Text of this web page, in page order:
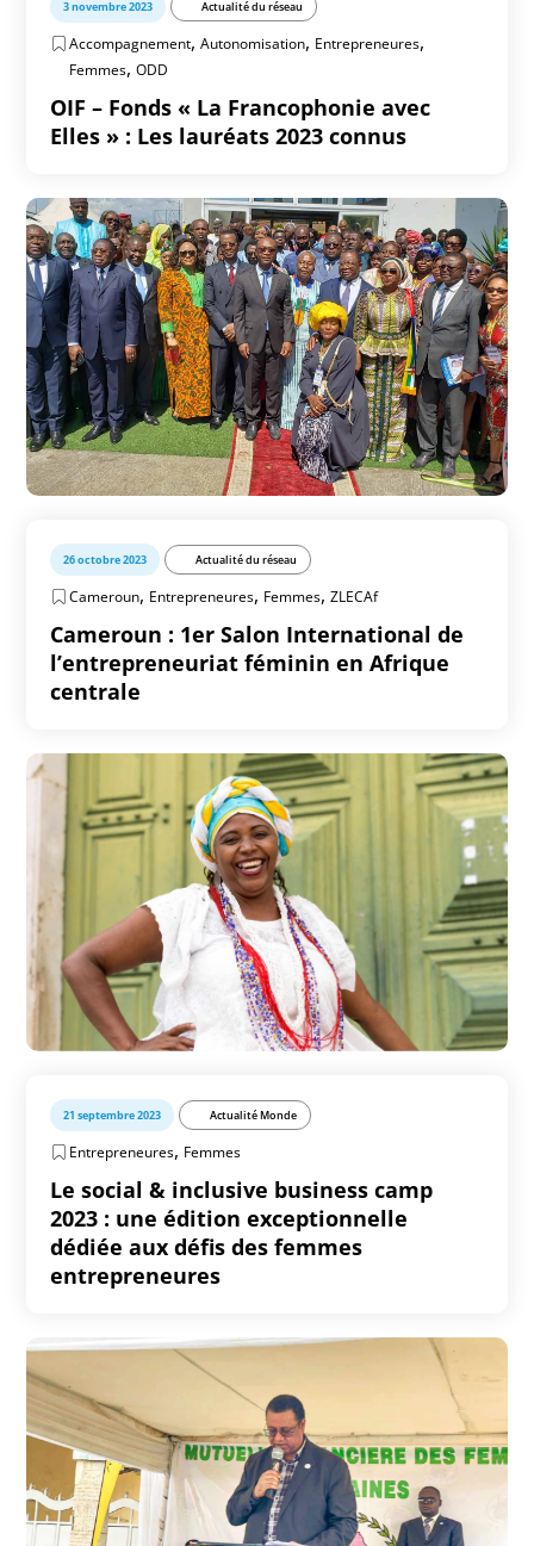
3 novembre 2023 Actualité du réseau
Accompagnement,Autonomisation, Entrepreneures,
Femmes,ODD
OIF – Fonds « La Francophonie avec
Elles » : Les lauréats 2023 connus
26 octobre 2023 Actualité du réseau
Cameroun, Entrepreneures, Femmes,ZLECAf
Cameroun : 1er Salon International de
l’entrepreneuriat féminin en Afrique
centrale
21 septembre 2023 Actualité Monde
Entrepreneures, Femmes
Le social & inclusive business camp
2023 : une édition exceptionnelle
dédiée aux défis des femmes
entrepreneures